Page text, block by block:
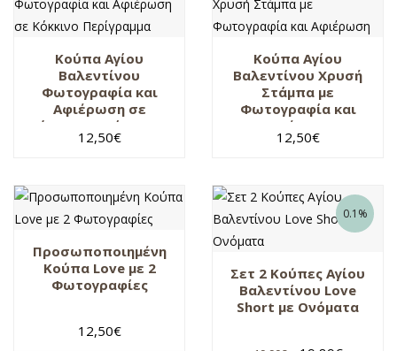
Κούπα Αγίου
Βαλεντίνου
Φωτογραφία και
Αφιέρωση σε
Κόκκινο Περίγραμμα
12,50€
Κούπα Αγίου
Βαλεντίνου Χρυσή
Στάμπα με
Φωτογραφία και
Αφιέρωση
12,50€
Προσωποποιημένη
Κούπα Love με 2
Φωτογραφίες
12,50€
0.1%
Σετ 2 Κούπες Αγίου
Βαλεντίνου Love
Short με Ονόματα